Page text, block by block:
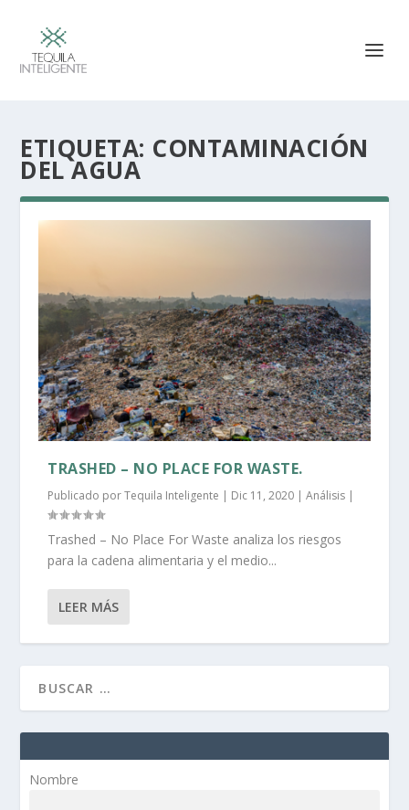
ETIQUETA: CONTAMINACIÓN
DEL AGUA
TRASHED – NO PLACE FOR WASTE.
Publicado porTequila Inteligente | Dic 11, 2020 |Análisis |
Trashed – No Place For Waste analiza los riesgos
para la cadena alimentaria y el medio...
LEER MÁS
Nombre